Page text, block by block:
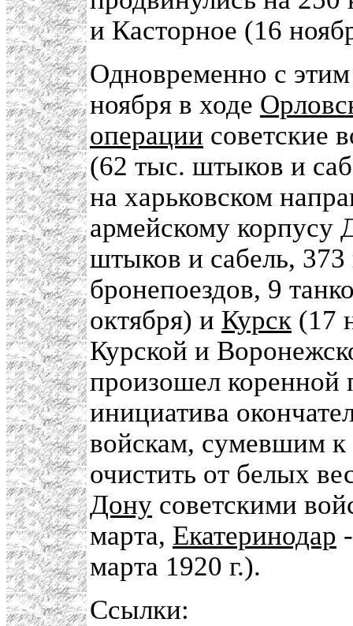
и Касторное (16
Одновременно с
ноября в ходе
операции советские
(62 тыс. штыков и
на харьковском
армейскому корпусу
штыков и сабель, 373
бронепоездов, 9
октября) и Курск (17
Курской и
произошел коренной
инициатива
войскам, сумевшим к
очистить от белых
Дону советскими
марта, Екатеринодар
марта 1920 г.).
Ссылки: